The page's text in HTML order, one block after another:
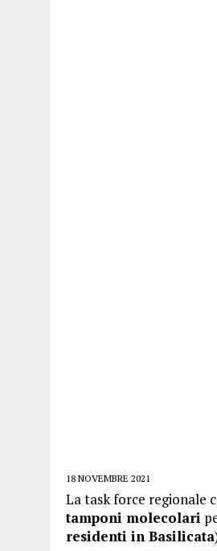
18 NOVEMBRE 2021
La task force regionale
tamponi molecolari
residenti in Basilicata